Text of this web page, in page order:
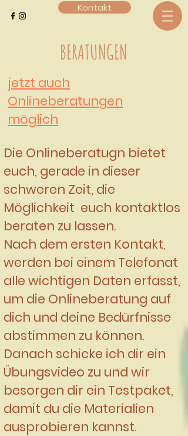
Kontakt
BERATUNGEN
jetzt auch
Onlineberatungen
möglich
Die Onlineberatugn bietet
euch, gerade in dieser
schweren Zeit, die
Möglichkeit euch kontaktlos
beraten zu lassen.
Nach dem ersten Kontakt,
werden bei einem Telefonat
alle wichtigen Daten erfasst,
um die Onlineberatung auf
dich und deine Bedürfnisse
abstimmen zu können.
Danach schicke ich dir ein
Übungsvideo zu und wir
besorgen dir ein Testpaket,
damit du die Materialien
ausprobieren kannst.